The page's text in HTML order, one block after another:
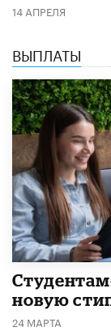
14 АПРЕЛЯ
ВЫПЛАТЫ
новую
24 МАРТА